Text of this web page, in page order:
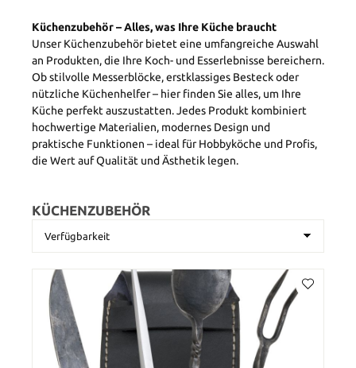
Küchenzubehör – Alles, was Ihre Küche braucht
Unser Küchenzubehör bietet eine umfangreiche Auswahl
an Produkten, die Ihre Koch- und Esserlebnisse bereichern.
Ob stilvolle Messerblöcke, erstklassiges Besteck oder
nützliche Küchenhelfer – hier finden Sie alles, um Ihre
Küche perfekt auszustatten. Jedes Produkt kombiniert
hochwertige Materialien, modernes Design und
praktische Funktionen – ideal für Hobbyköche und Profis,
die Wert auf Qualität und Ästhetik legen.
KÜCHENZUBEHÖR